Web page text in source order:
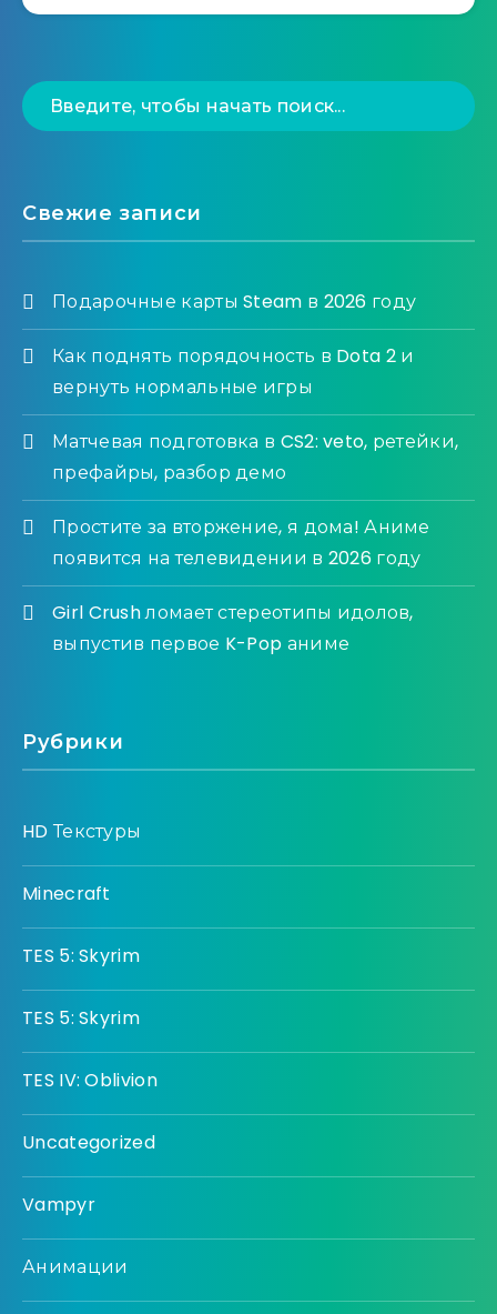
Свежие записи
Подарочные карты Steam в 2026 году
Как поднять порядочность в Dota 2 и
вернуть нормальные игры
Матчевая подготовка в CS2: veto, ретейки,
префайры, разбор демо
Простите за вторжение, я дома! Аниме
появится на телевидении в 2026 году
Girl Crush ломает стереотипы идолов,
выпустив первое K-Pop аниме
Рубрики
HD Текстуры
Minecraft
TES 5: Skyrim
TES 5: Skyrim
TES IV: Oblivion
Uncategorized
Vampyr
Анимации